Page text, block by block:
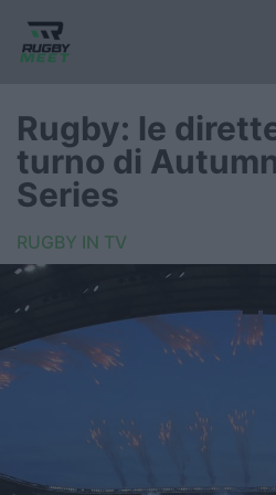
Nazionale
Nazionali giovanili
Rugby Sevens
FIR
Internazionale
6 Nazioni
United Rugby
Rugby: le
turno di
Series
RUGBY IN TV